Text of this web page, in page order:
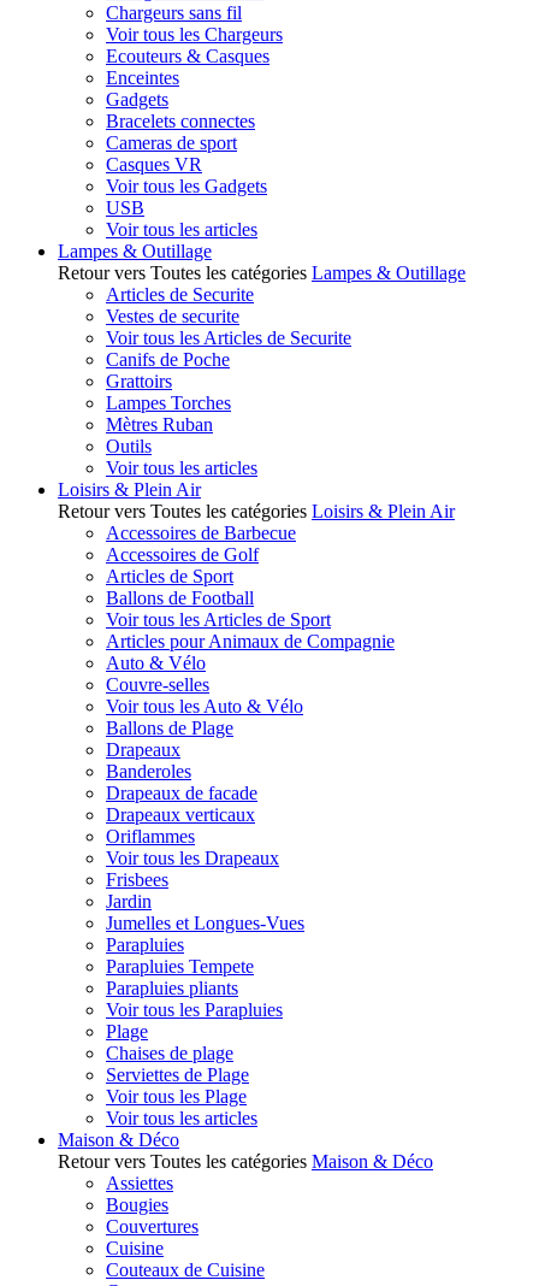
Chargeurs sans fil
Voir tous les Chargeurs
Ecouteurs & Casques
Enceintes
Gadgets
Bracelets connectes
Cameras de sport
Casques VR
Voir tous les Gadgets
USB
Voir tous les articles
Lampes & Outillage
Retour vers Toutes les catégories Lampes & Outillage
Articles de Securite
Vestes de securite
Voir tous les Articles de Securite
Canifs de Poche
Grattoirs
Lampes Torches
Mètres Ruban
Outils
Voir tous les articles
Loisirs & Plein Air
Retour vers Toutes les catégories Loisirs & Plein Air
Accessoires de Barbecue
Accessoires de Golf
Articles de Sport
Ballons de Football
Voir tous les Articles de Sport
Articles pour Animaux de Compagnie
Auto & Vélo
Couvre-selles
Voir tous les Auto & Vélo
Ballons de Plage
Drapeaux
Banderoles
Drapeaux de facade
Drapeaux verticaux
Oriflammes
Voir tous les Drapeaux
Frisbees
Jardin
Jumelles et Longues-Vues
Parapluies
Parapluies Tempete
Parapluies pliants
Voir tous les Parapluies
Plage
Chaises de plage
Serviettes de Plage
Voir tous les Plage
Voir tous les articles
Maison & Déco
Retour vers Toutes les catégories Maison & Déco
Assiettes
Bougies
Couvertures
Cuisine
Couteaux de Cuisine